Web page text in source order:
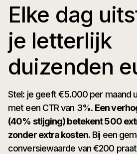
Elke dag
je letterlijk
duizenden
Stel: je geeft €5.000 per maand
met een CTR van 3%. Een
(40% stijging) betekent 500
zonder extra kosten. Bij een
conversiewaarde van €200